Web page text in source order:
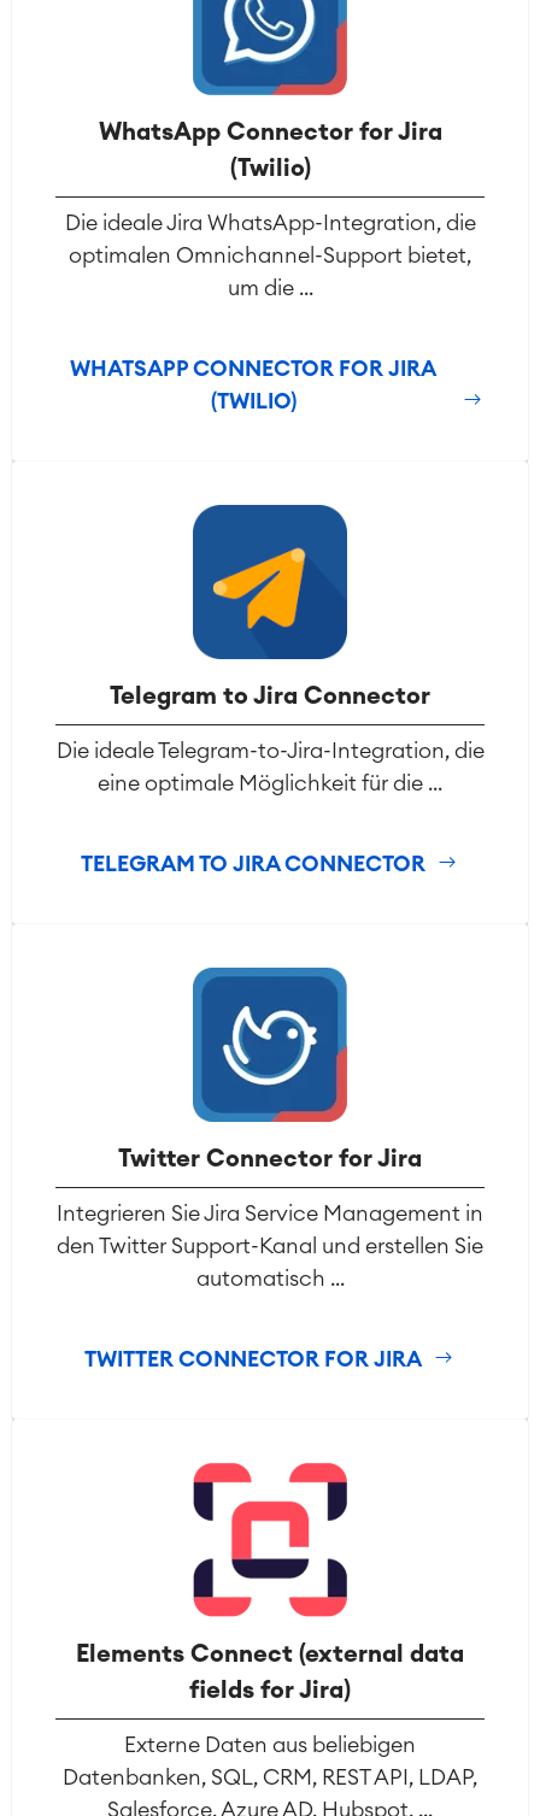
Agile & DevOps
DevOps
Requirements Management
Technische Dokumentation
IT Service Management & CMDB
Service Management Journey
Asset Management
Omnichannel Kundenservice
Industrielle Instandhaltung
Project & Work Management
Zeiterfassung, Planung und
Geschäftsprozesse
WhatsApp Connector for Jira
(Twilio)
Die ideale Jira WhatsApp-Integration, die
optimalen Omnichannel-Support bietet,
um die ...
WHATSAPP CONNECTOR FOR JIRA
(TWILIO)
Telegram to Jira Connector
Die ideale Telegram-to-Jira-Integration, die
eine optimale Möglichkeit für die ...
TELEGRAM TO JIRA CONNECTOR
Twitter Connector for Jira
Integrieren Sie Jira Service Management in
den Twitter Support-Kanal und erstellen Sie
automatisch ...
TWITTER CONNECTOR FOR JIRA
Elements Connect (external data
fields for Jira)
Externe Daten aus beliebigen
Datenbanken, SQL, CRM, REST API, LDAP,
Salesforce, Azure AD, Hubspot, ...